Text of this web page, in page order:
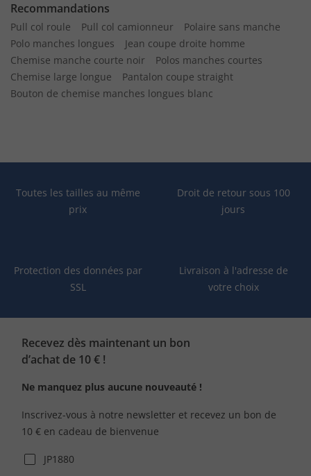
Recommandations
Pull col roule Pull col camionneur
Polaire sans manche
Polo manches longues
Jean coupe droite homme
Chemise manche courte noir
Polos manches courtes
Chemise large longue
Pantalon coupe straight
Bouton de chemise manches longues blanc
Toutes les tailles au même
prix
Droit de retour sous 100
jours
Protection des données par
SSL
Livraison à l'adresse de
votre choix
Recevez dès maintenant un bon
d’achat de 10 € !
Ne manquez plus aucune nouveauté !
Inscrivez-vous à notre newsletter et recevez un bon de
10 € en cadeau de bienvenue
JP1880